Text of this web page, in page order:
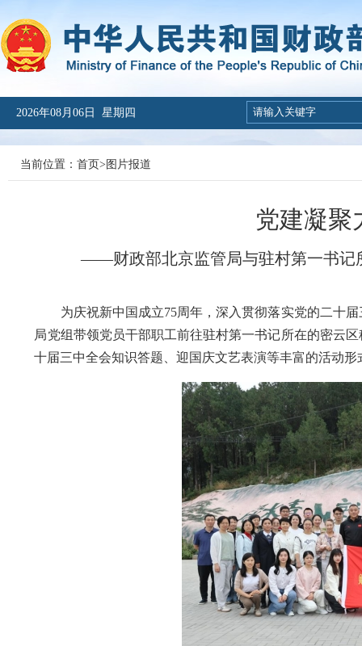
2026年08月06日 星期四
当前位置： 首页> 图片报道
党建凝聚
——财政部北京监管局与驻村第一书记
为庆祝新中国成立75周年，深入贯彻落实党的二十届
局党组带领党员干部职工前往驻村第一书记所在的密云
十届三中全会知识答题、迎国庆文艺表演等丰富的活动